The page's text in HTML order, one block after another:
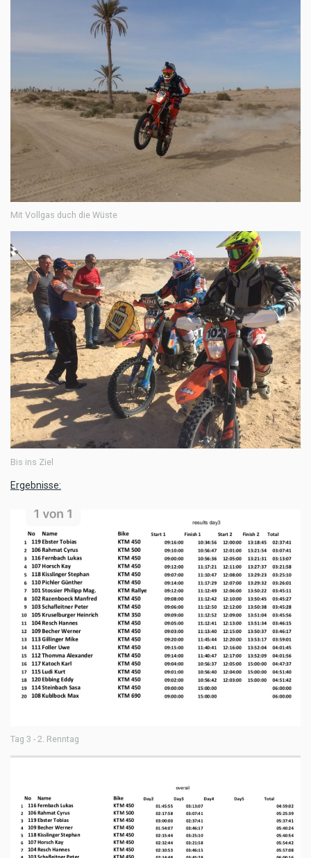
Mit Vollgas duch die Wüste
Bis ins Ziel
Ergebnisse:
Tag 3 - 2. Renntag